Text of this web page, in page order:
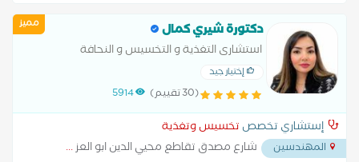
والجراحات، بالإضافة إلى خطط تغذية علمية مصممة بحسب الحالة
الصحية والأهداف الشخصية، وذلك وفقًا لأحدث المعايير العالمية في
العلاج الطبيعي والتغذية. المؤهلات الجامعية: • بكالوريوس العلاج
الطبيعي • دبلومة التغذية العلاجية وتأهيل الرياضيين – جامعة
شيفيلد، بريطانيا
مميز دكتورة شيري كمال
استشارى التغذية و التخسيس و النحافة
إختيار جيد
(30 تقييم) 5914
إستشاري تخصص تخسيس وتغذية
المهندسين شارع مصدق تقاطع محيي الدين ابو العز...